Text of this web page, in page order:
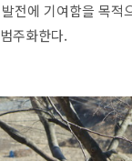
전에 기여함을 목적
주화한다.